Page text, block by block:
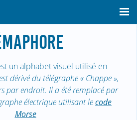
un alphabet visuel utilisé en
dérivé du télégraphe « Chappe »,
par endroit. Il a été remplacé par
électrique utilisant lecode
Morse